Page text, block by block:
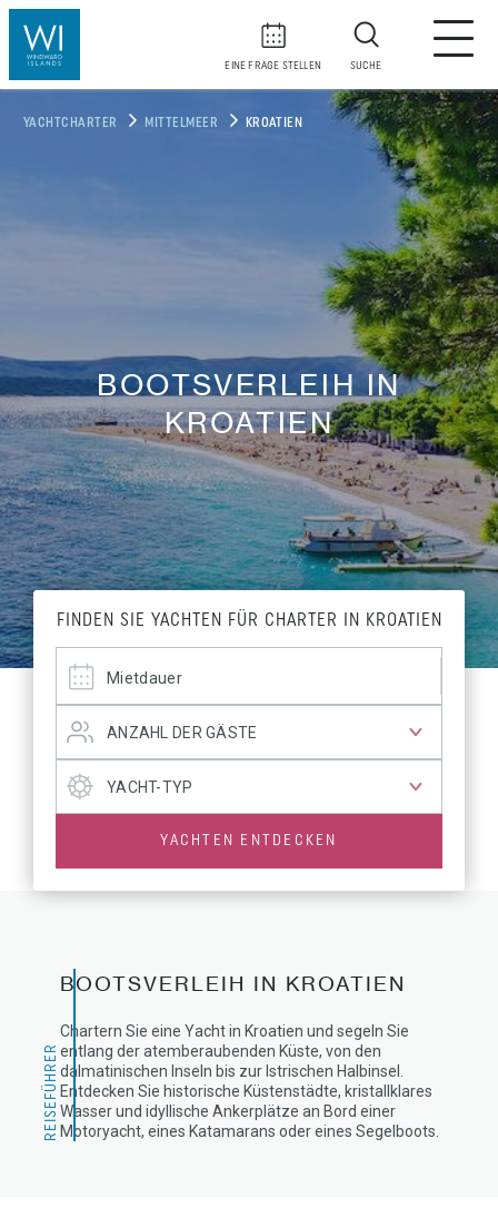
EINE FRAGE STELLEN SUCHE
YACHTCHARTER MITTELMEER KROATIEN
BOOTSVERLEIH IN
KROATIEN
FINDEN SIE YACHTEN FÜR CHARTER IN KROATIEN
YACHTEN ENTDECKEN
REISEFÜHRER
BOOTSVERLEIH IN KROATIEN
Chartern Sie eine Yacht in Kroatien und segeln Sie
entlang der atemberaubenden Küste, von den
dalmatinischen Inseln bis zur Istrischen Halbinsel.
Entdecken Sie historische Küstenstädte, kristallklares
Wasser und idyllische Ankerplätze an Bord einer
Motoryacht, eines Katamarans oder eines Segelboots.